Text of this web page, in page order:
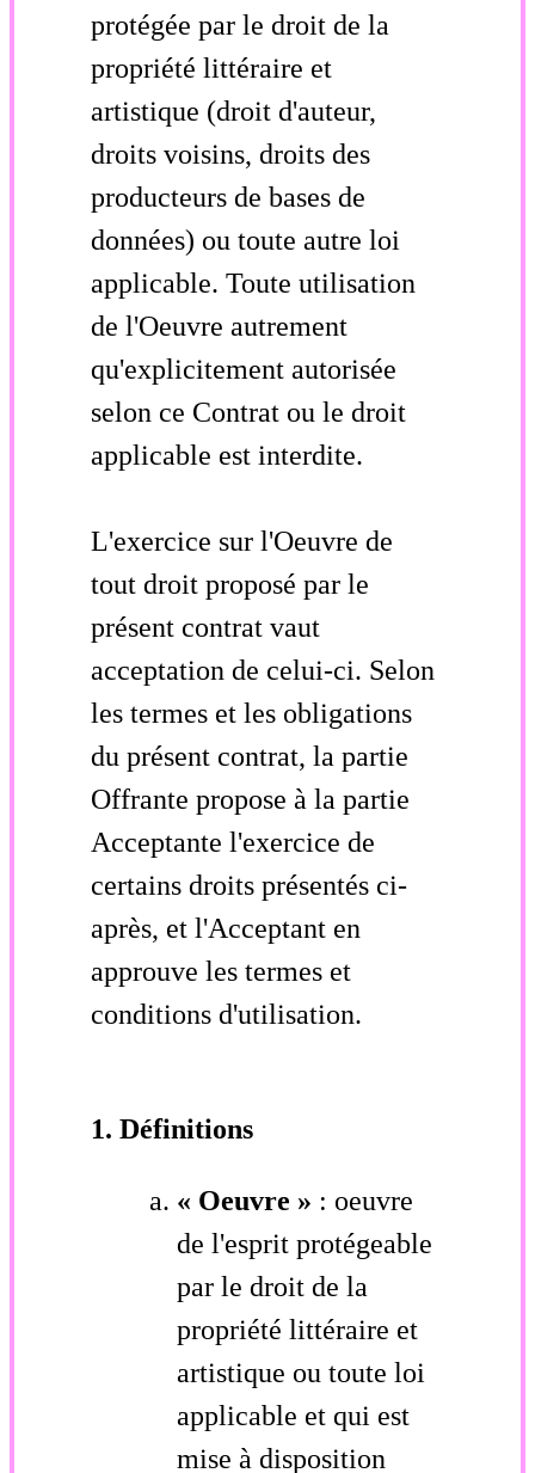
protégée par le droit de la
propriété littéraire et
artistique (droit d'auteur,
droits voisins, droits des
producteurs de bases de
données) ou toute autre loi
applicable. Toute utilisation
de l'Oeuvre autrement
qu'explicitement autorisée
selon ce Contrat ou le droit
applicable est interdite.
L'exercice sur l'Oeuvre de
tout droit proposé par le
présent contrat vaut
acceptation de celui-ci. Selon
les termes et les obligations
du présent contrat, la partie
Offrante propose à la partie
Acceptante l'exercice de
certains droits présentés ci-
après, et l'Acceptant en
approuve les termes et
conditions d'utilisation.
1. Définitions
« Oeuvre » : oeuvre
de l'esprit protégeable
par le droit de la
propriété littéraire et
artistique ou toute loi
applicable et qui est
mise à disposition